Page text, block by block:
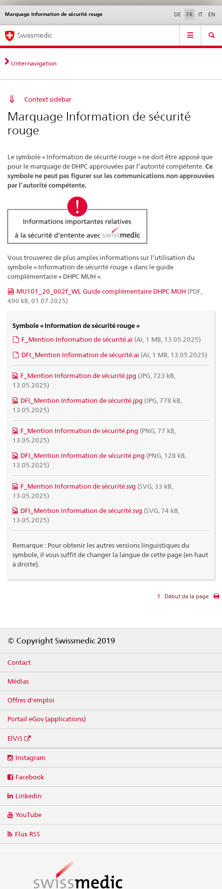
Navigation
directe:
actualités,
bases
contact
Actualités & Mises à
normes
Contact | Support &
aide
Marquage Information de sécurité rouge DE FR IT EN
Service
Navigation
Swissmedic
Unternavigation
Context sidebar
Marquage Information de sécurité
rouge
Le symbole « Information de sécurité rouge » ne doit être apposé que
pour le marquage de DHPC approuvées par l’autorité compétente. Ce
symbole ne peut pas figurer sur les communications non approuvées
par l’autorité compétente.
Vous trouverez de plus amples informations sur l’utilisation du
symbole « Information de sécurité rouge » dans le guide
complémentaire « DHPC MUH ».
MU101_20_002f_WL Guide complémentaire DHPC MUH (PDF,
490 kB, 01.07.2025)
Symbole « Information de sécurité rouge »
F_Mention Information de sécurité.ai (AI, 1 MB, 13.05.2025)
DFI_Mention Information de sécurité.ai (AI, 1 MB, 13.05.2025)
F_Mention Information de sécurité.jpg (JPG, 723 kB,
13.05.2025)
DFI_Mention Information de sécurité.jpg (JPG, 778 kB,
13.05.2025)
F_Mention Information de sécurité.png (PNG, 77 kB,
13.05.2025)
DFI_Mention Information de sécurité.png (PNG, 128 kB,
13.05.2025)
F_Mention Information de sécurité.svg (SVG, 33 kB,
13.05.2025)
DFI_Mention Information de sécurité.svg (SVG, 74 kB,
13.05.2025)
Remarque : Pour obtenir les autres versions linguistiques du
symbole, il vous suffit de changer la langue de cette page (en haut
à droite).
Début de la page
© Copyright Swissmedic 2019
Contact
Médias
Offres d'emploi
Portail eGov (applications)
ElViS
media
Instagram
Facebook
Linkedin
YouTube
Flux RSS